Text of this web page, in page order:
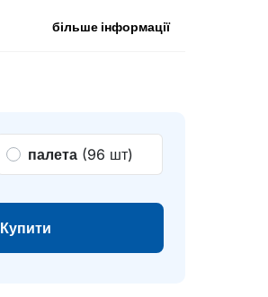
більше інформації
палета (96 шт)
Купити